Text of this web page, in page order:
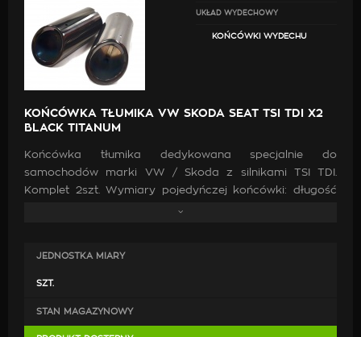
UKŁAD WYDECHOWY
KOŃCÓWKI WYDECHU
KOŃCÓWKA TŁUMIKA VW SKODA SEAT TSI TDI X2
BLACK TITANUM
Końcówka tłumika dedykowana specjalnie do
samochodów marki VW / Skoda z silnikami TSI TDI.
Komplet 2szt. Wymiary pojedyńczej końcówki: długość
153/108mm (góra dół), średnica wewnętrzna 65mm,
JEDNOSTKA MIARY
SZT.
STAN MAGAZYNOWY